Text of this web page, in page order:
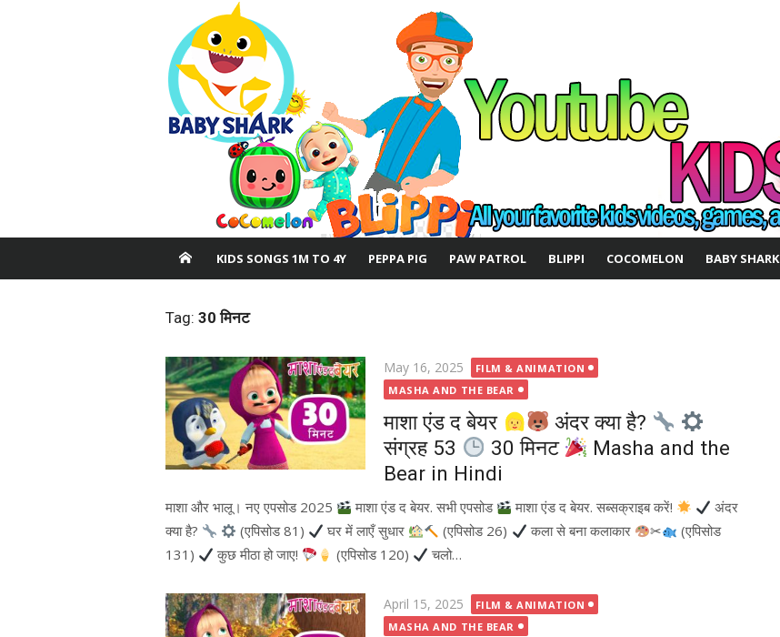
KIDS SONGS 1M TO 4Y PEPPA PIG PAW PATROL BLIPPI COCOMELON BABY SHARK
Tag: 30 मिनट
Posted
on
May 16, 2025
FILM & ANIMATION
MASHA AND THE BEAR
माशा एंड द बेयर
अंदर क्या है?
संग्रह 53
30 मिनट
Masha and the
Bear in Hindi
माशा और भालू। नए एपसोड 2025 माशा एंड द बेयर. सभी एपसोड माशा एंड द बेयर. सब्सक्राइब करें!
अंदर
क्या है?
(एपिसोड 81) घर में लाएँ सुधार (एपिसोड 26) कला से बना कलाकार ✂
(एपिसोड
131)
कुछ मीठा हो जाए! (एपिसोड 120) चलो…
Posted
on
April 15, 2025
FILM & ANIMATION
MASHA AND THE BEAR